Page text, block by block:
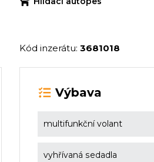
Kód inzerátu: 3681018
Výbava
multifunkční volant
vyhřívaná sedadla